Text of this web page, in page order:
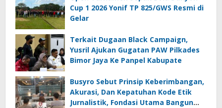
Cup 1 2026 Yonif TP 825/GWS Resmi di
Gelar
Terkait Dugaan Black Campaign,
Yusril Ajukan Gugatan PAW Pilkades
Bimor Jaya Ke Panpel Kabupate
Busyro Sebut Prinsip Keberimbangan,
Akurasi, Dan Kepatuhan Kode Etik
Jurnalistik, Fondasi Utama Bangun